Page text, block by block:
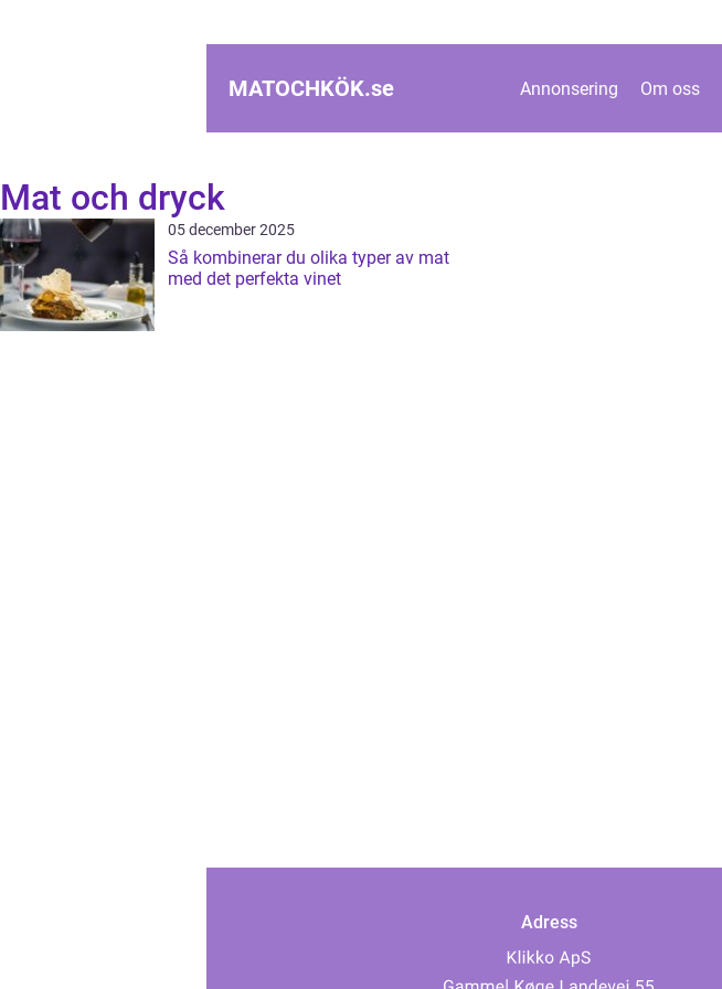
MATOCHKÖK.se Annonsering Om oss
Mat och dryck
05 december 2025
Så kombinerar du olika typer av mat
med det perfekta vinet
Adress